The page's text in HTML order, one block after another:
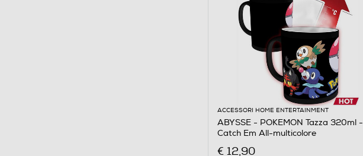
ACCESSORI HOME ENTERTAINMENT
ABYSSE - POKEMON Tazza 320ml -
Catch Em All-multicolore
€ 12,90